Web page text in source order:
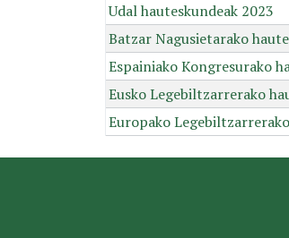
Udal hauteskundeak 2023
Batzar Nagusietarako
Espainiako Kongresurako
Eusko Legebiltzarrerako
Europako